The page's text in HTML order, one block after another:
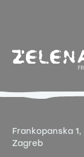
Frankopanska 1,
Zagreb